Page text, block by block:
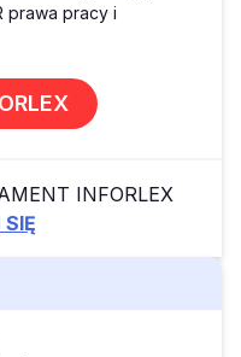
prawa pracy i
INFORLEX